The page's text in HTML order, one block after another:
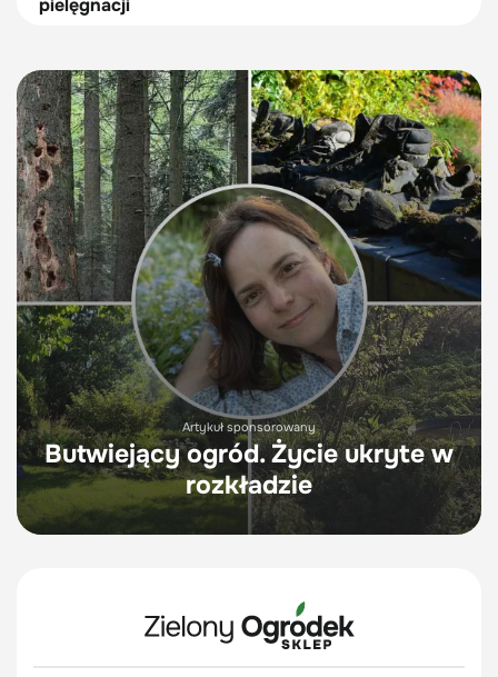
pielęgnacji
Artykuł sponsorowany
Butwiejący ogród. Życie ukryte w
rozkładzie